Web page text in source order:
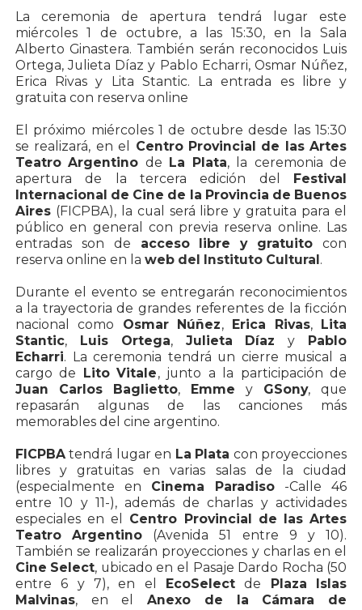
La ceremonia de apertura tendrá lugar este
miércoles 1 de octubre, a las 15:30, en la Sala
Alberto Ginastera. También serán reconocidos Luis
Ortega, Julieta Díaz y Pablo Echarri, Osmar Núñez,
Erica Rivas y Lita Stantic. La entrada es libre y
gratuita con reserva online
El próximo miércoles 1 de octubre desde las 15:30
se realizará, en el Centro Provincial de las Artes
Teatro Argentino de La Plata, la ceremonia de
apertura de la tercera edición del
Festival
Internacional de Cine de la Provincia de Buenos
Aires (FICPBA), la cual será libre y gratuita para el
público en general con previa reserva online. Las
entradas son de acceso libre y gratuito con
reserva online en la web del Instituto Cultural .
Durante el evento se entregarán reconocimientos
a la trayectoria de grandes referentes de la ficción
nacional como Osmar Núñez,Erica Rivas,
Lita
Stantic, Luis Ortega, Julieta Díaz y
Pablo
Echarri. La ceremonia tendrá un cierre musical a
cargo de
Lito Vitale, junto a la participación de
Juan Carlos Baglietto, Emmey GSony, que
repasarán algunas de las canciones más
memorables del cine argentino.
FICPBAtendrá lugar en La Plata con proyecciones
libres y gratuitas en varias salas de la ciudad
(especialmente en Cinema Paradiso-Calle 46
entre 10 y 11-), además de charlas y actividades
especiales en el
Centro Provincial de las Artes
Teatro Argentino (Avenida 51 entre 9 y 10).
También se realizarán proyecciones y charlas en el
Cine Select, ubicado en el Pasaje Dardo Rocha (50
entre 6 y 7), en el
EcoSelectde
Plaza Islas
Malvinas, en elAnexo de la Cámara de